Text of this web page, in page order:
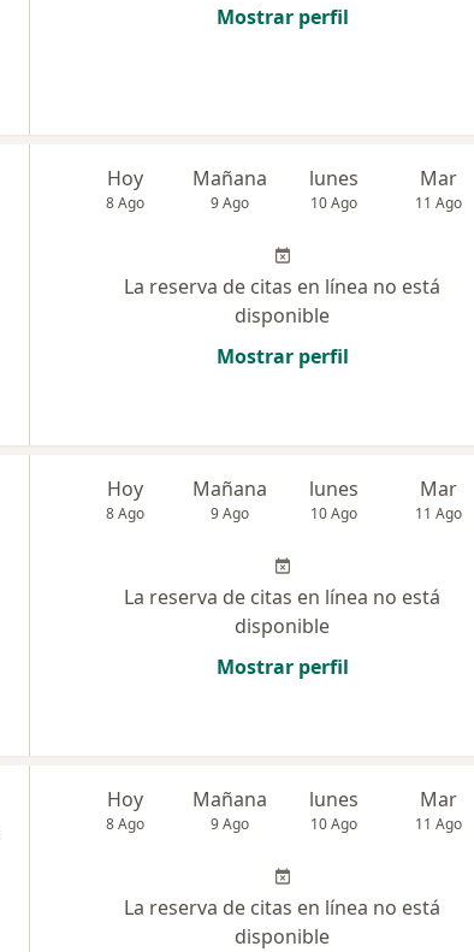
Mostrar perfil
Hoy
8 Ago
Mañana
9 Ago
lunes
10 Ago
Mar
11 Ago
La reserva de citas en línea no está
disponible
Mostrar perfil
Hoy
8 Ago
Mañana
9 Ago
lunes
10 Ago
Mar
11 Ago
La reserva de citas en línea no está
disponible
Mostrar perfil
Hoy
8 Ago
Mañana
9 Ago
lunes
10 Ago
Mar
11 Ago
La reserva de citas en línea no está
disponible